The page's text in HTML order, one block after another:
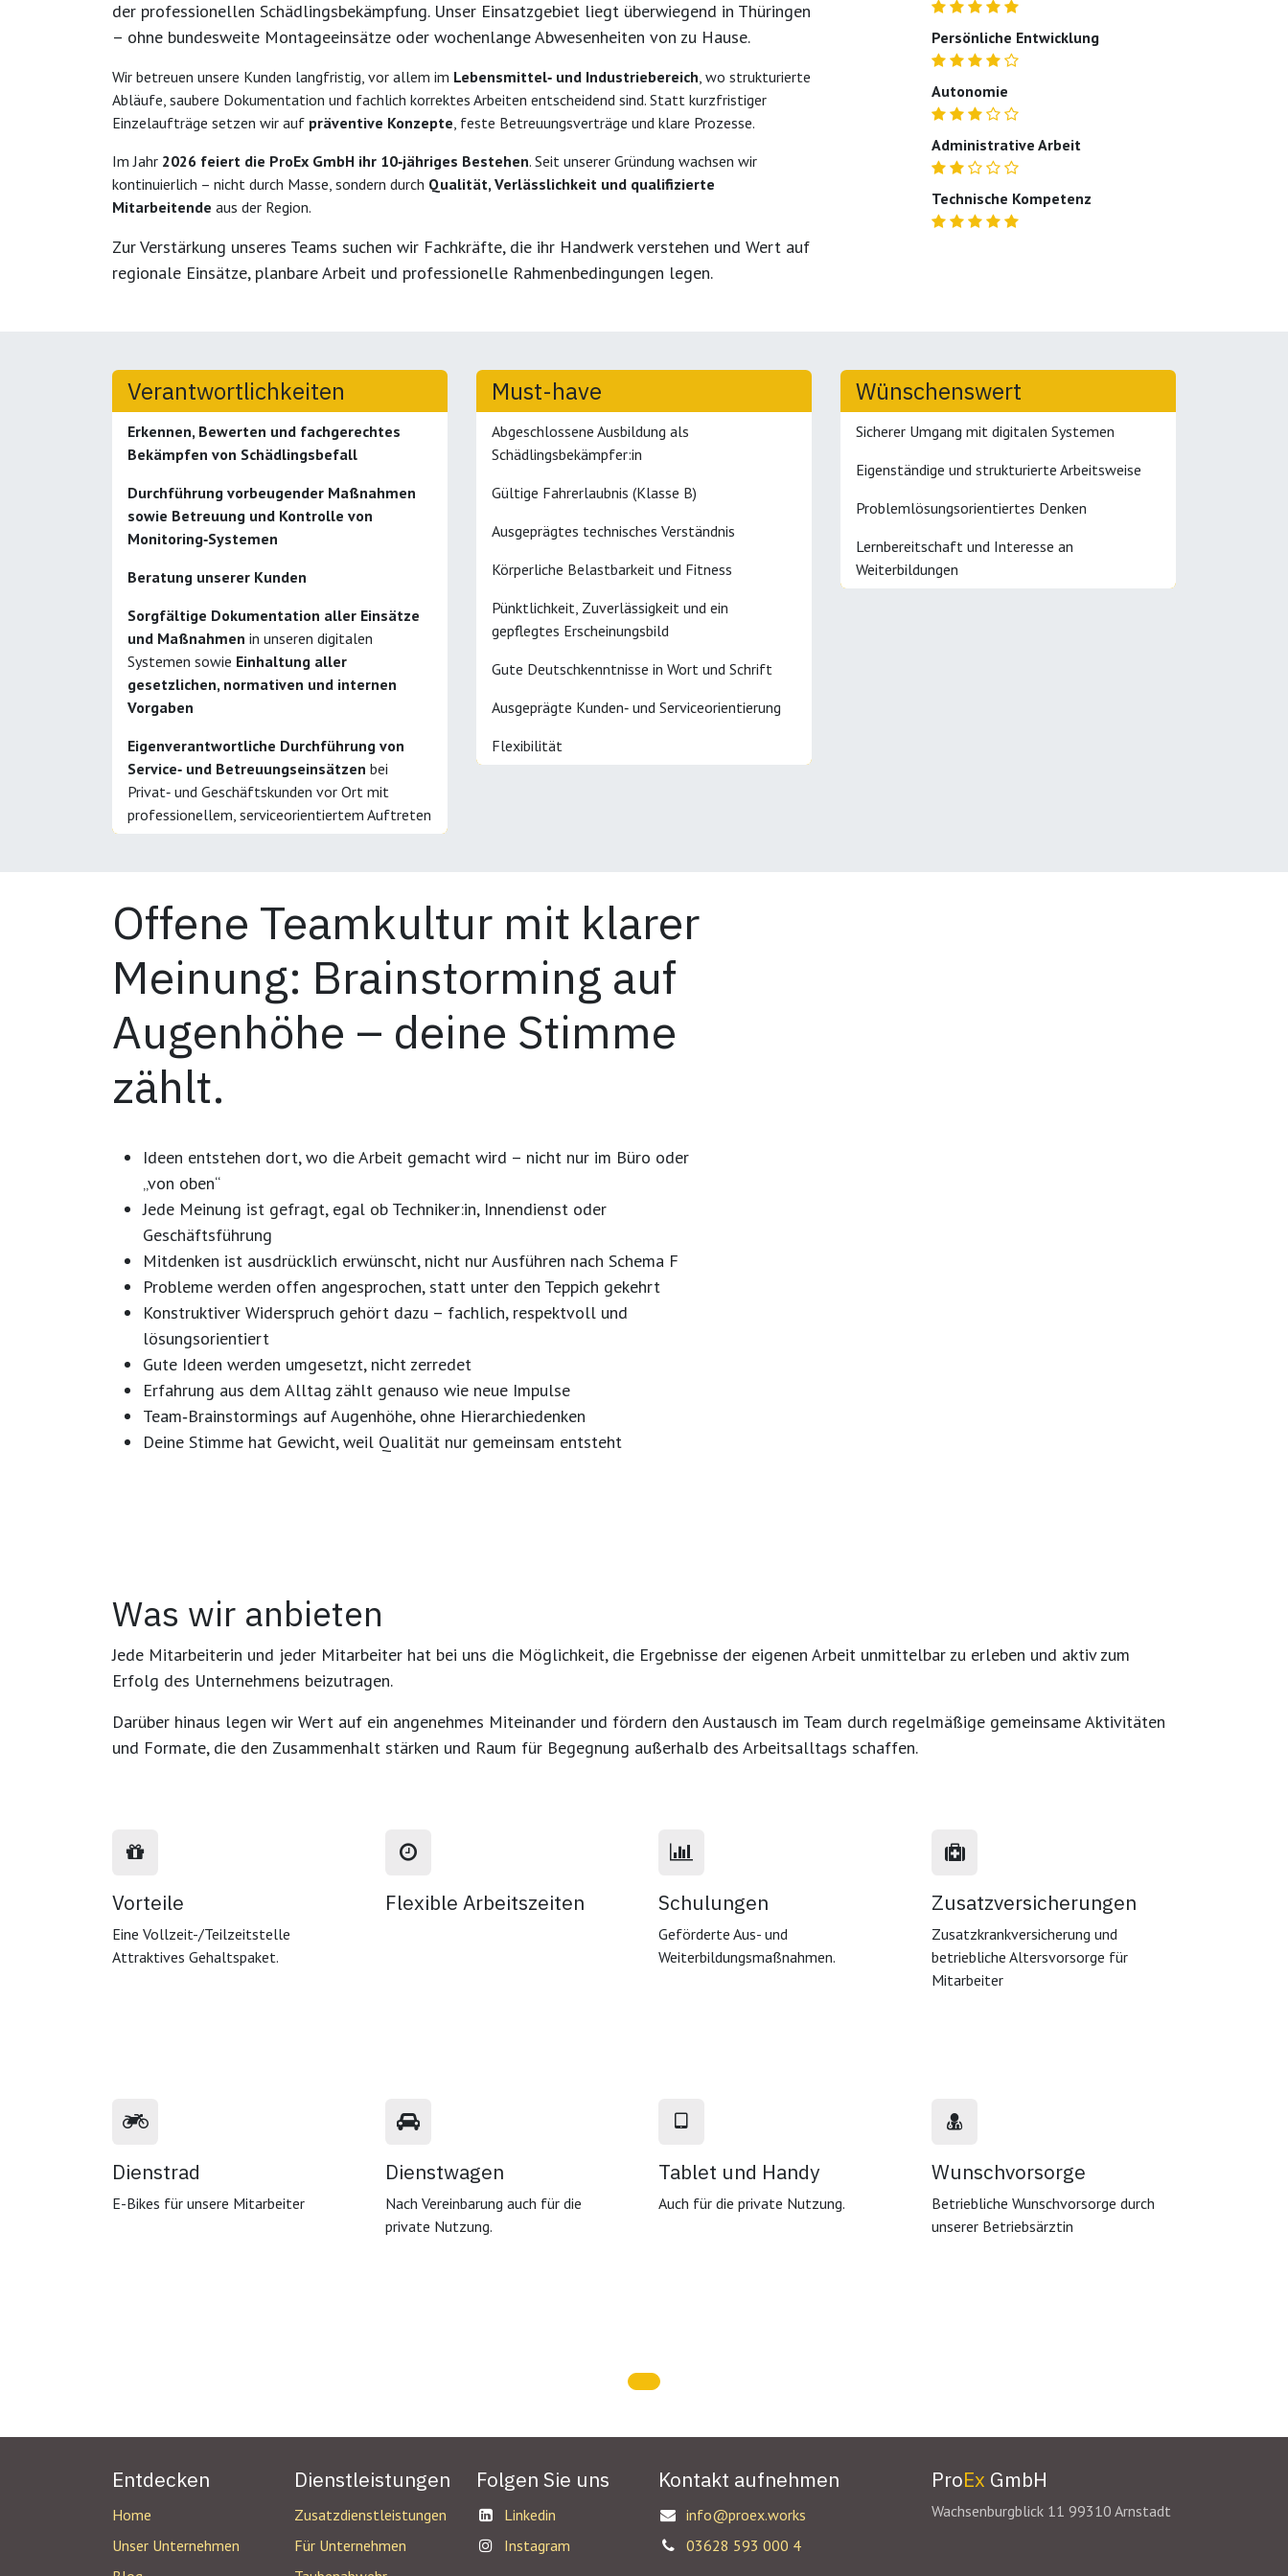
der professionellen Schädlingsbekämpfung. Unser Einsatzgebiet liegt überwiegend in Thüringen
– ohne bundesweite Montageeinsätze oder wochenlange Abwesenheiten von zu Hause.
Wir betreuen unsere Kunden langfristig, vor allem im Lebensmittel‑ und Industriebereich, wo strukturierte
Abläufe, saubere Dokumentation und fachlich korrektes Arbeiten entscheidend sind. Statt kurzfristiger
Einzelaufträge setzen wir auf präventive Konzepte, feste Betreuungsverträge und klare Prozesse.
Im Jahr 2026 feiert die ProEx GmbH ihr 10‑jähriges Bestehen. Seit unserer Gründung wachsen wir
kontinuierlich – nicht durch Masse, sondern durch Qualität, Verlässlichkeit und qualifizierte
Mitarbeitende aus der Region.
Zur Verstärkung unseres Teams suchen wir Fachkräfte, die ihr Handwerk verstehen und Wert auf
regionale Einsätze, planbare Arbeit und professionelle Rahmenbedingungen legen.
Persönliche Entwicklung
Autonomie
Administrative Arbeit
Technische Kompetenz
Verantwortlichkeiten
Erkennen, Bewerten und fachgerechtes
Bekämpfen von Schädlingsbefall
Durchführung vorbeugender Maßnahmen
sowie Betreuung und Kontrolle von
Monitoring‑Systemen
Beratung unserer Kunden
Sorgfältige Dokumentation aller Einsätze
und Maßnahmen in unseren digitalen
Systemen sowie Einhaltung aller
gesetzlichen, normativen und internen
Vorgaben
Eigenverantwortliche Durchführung von
Service‑ und Betreuungseinsätzen bei
Privat‑ und Geschäftskunden vor Ort mit
professionellem, serviceorientiertem Auftreten
Must-have
Abgeschlossene Ausbildung als
Schädlingsbekämpfer:in
Gültige Fahrerlaubnis (Klasse B)
Ausgeprägtes technisches Verständnis
Körperliche Belastbarkeit und Fitness
Pünktlichkeit, Zuverlässigkeit und ein
gepflegtes Erscheinungsbild
Gute Deutschkenntnisse in Wort und Schrift
Ausgeprägte Kunden‑ und Serviceorientierung
Flexibilität
Wünschenswert
Sicherer Umgang mit digitalen Systemen
Eigenständige und strukturierte Arbeitsweise
Problemlösungsorientiertes Denken
Lernbereitschaft und Interesse an
Weiterbildungen
Offene Teamkultur mit klarer
Meinung: Brainstorming auf
Augenhöhe – deine Stimme
zählt.
Ideen entstehen dort, wo die Arbeit gemacht wird – nicht nur im Büro oder
„von oben“
Jede Meinung ist gefragt, egal ob Techniker:in, Innendienst oder
Geschäftsführung
Mitdenken ist ausdrücklich erwünscht, nicht nur Ausführen nach Schema F
Probleme werden offen angesprochen, statt unter den Teppich gekehrt
Konstruktiver Widerspruch gehört dazu – fachlich, respektvoll und
lösungsorientiert
Gute Ideen werden umgesetzt, nicht zerredet
Erfahrung aus dem Alltag zählt genauso wie neue Impulse
Team‑Brainstormings auf Augenhöhe, ohne Hierarchiedenken
Deine Stimme hat Gewicht, weil Qualität nur gemeinsam entsteht
Was wir anbieten
Jede Mitarbeiterin und jeder Mitarbeiter hat bei uns die Möglichkeit, die Ergebnisse der eigenen Arbeit unmittelbar zu erleben und aktiv zum
Erfolg des Unternehmens beizutragen.
Darüber hinaus legen wir Wert auf ein angenehmes Miteinander und fördern den Austausch im Team durch regelmäßige gemeinsame Aktivitäten
und Formate, die den Zusammenhalt stärken und Raum für Begegnung außerhalb des Arbeitsalltags schaffen.
Vorteile
Eine Vollzeit-/Teilzeitstelle
Attraktives Gehaltspaket.
Flexible Arbeitszeiten Schulungen
Geförderte Aus- und
Weiterbildungsmaßnahmen.
Zusatzversicherungen
Zusatzkrankversicherung und
betriebliche Altersvorsorge für
Mitarbeiter
Dienstrad
E-Bikes für unsere Mitarbeiter
Dienstwagen
Nach Vereinbarung auch für die
private Nutzung.
Tablet und Handy
Auch für die private Nutzung.
Wunschvorsorge
Betriebliche Wunschvorsorge durch
unserer Betriebsärztin
Entdecken
Home
Unser Unternehmen
Dienstleistungen
Zusatzdienstleistungen
Für Unternehmen
Folgen Sie uns
Linkedin
Instagram
Kontakt aufnehmen
info@proex.works
03628 593 000 4
ProEx GmbH
Wachsenburgblick 11 99310 Arnstadt